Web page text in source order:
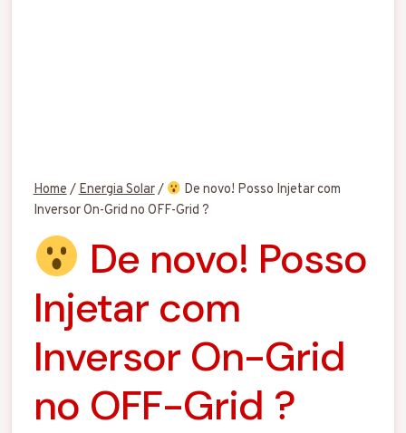
Home/Energia Solar/
De novo! Posso Injetar com
Inversor On-Grid no OFF-Grid ?
De novo! Posso
Injetar com
Inversor On-Grid
no OFF-Grid ?